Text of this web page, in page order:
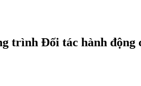
trình Đối tác hành động